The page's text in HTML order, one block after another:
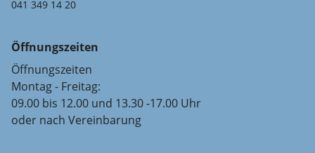
041 349 14 20
Öffnungszeiten
Öffnungszeiten
Montag - Freitag:
09.00 bis 12.00 und 13.30 -17.00 Uhr
oder nach Vereinbarung